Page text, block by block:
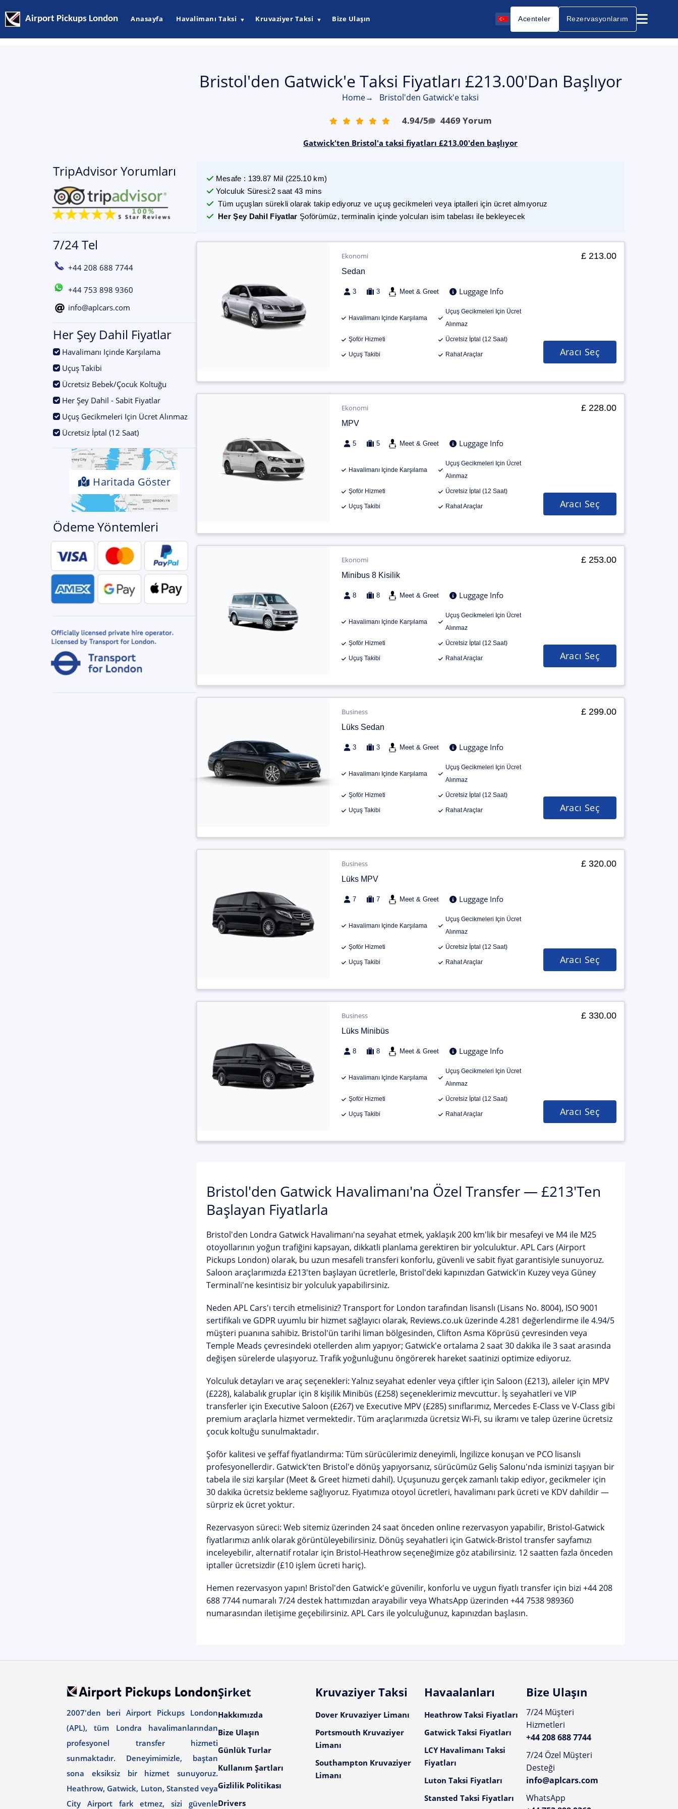
Airport Pickups London Anasayfa Havalimanı Taksi ▼ Kruvaziyer Taksi ▼ Bize Ulaşın Acenteler Rezervasyonlarım
TripAdvisor Yorumları
7/24 Tel
+44 208 688 7744
+44 753 898 9360
info@aplcars.com
Her Şey Dahil Fiyatlar
Havalimanı Içinde Karşılama
Uçuş Takibi
Ücretsiz Bebek/Çocuk Koltuğu
Her Şey Dahil - Sabit Fiyatlar
Uçuş Gecikmeleri Için Ücret Alınmaz
Ücretsiz İptal (12 Saat)
Haritada Göster
Ödeme Yöntemleri
Bristol'den Gatwick'e Taksi Fiyatları £213.00'dan Başlıyor
Home→ Bristol'den Gatwick'e taksi
4.94/5 4469 Yorum
Gatwick'ten Bristol'a taksi fiyatları £213.00'den başlıyor
Mesafe : 139.87 Mil (225.10km)
Yolculuk Süresi:2 saat 43 mins
Tüm uçuşları sürekli olarak takip ediyoruz ve uçuş gecikmeleri veya iptalleri için ücret almıyoruz
Her Şey Dahil Fiyatlar Şoförümüz, terminalin içinde yolcuları isim tabelası ile bekleyecek
Ekonomi
Sedan
3 3 Meet & Greet Luggage Info
Havalimanı Içinde Karşılama
Uçuş Gecikmeleri Için Ücret
Alınmaz
Şoför Hizmeti Ücretsiz İptal (12 Saat)
Uçuş Takibi Rahat Araçlar
£ 213.00
Aracı Seç
Ekonomi
MPV
5 5 Meet & Greet Luggage Info
Havalimanı Içinde Karşılama
Uçuş Gecikmeleri Için Ücret
Alınmaz
Şoför Hizmeti Ücretsiz İptal (12 Saat)
Uçuş Takibi Rahat Araçlar
£ 228.00
Aracı Seç
Ekonomi
Minibus 8 Kisilik
8 8 Meet & Greet Luggage Info
Havalimanı Içinde Karşılama
Uçuş Gecikmeleri Için Ücret
Alınmaz
Şoför Hizmeti Ücretsiz İptal (12 Saat)
Uçuş Takibi Rahat Araçlar
£ 253.00
Aracı Seç
Business
Lüks Sedan
3 3 Meet & Greet Luggage Info
Havalimanı Içinde Karşılama
Uçuş Gecikmeleri Için Ücret
Alınmaz
Şoför Hizmeti Ücretsiz İptal (12 Saat)
Uçuş Takibi Rahat Araçlar
£ 299.00
Aracı Seç
Business
Lüks MPV
7 7 Meet & Greet Luggage Info
Havalimanı Içinde Karşılama
Uçuş Gecikmeleri Için Ücret
Alınmaz
Şoför Hizmeti Ücretsiz İptal (12 Saat)
Uçuş Takibi Rahat Araçlar
£ 320.00
Aracı Seç
Business
Lüks Minibüs
8 8 Meet & Greet Luggage Info
Havalimanı Içinde Karşılama
Uçuş Gecikmeleri Için Ücret
Alınmaz
Şoför Hizmeti Ücretsiz İptal (12 Saat)
Uçuş Takibi Rahat Araçlar
£ 330.00
Aracı Seç
Bristol'den Gatwick Havalimanı'na Özel Transfer — £213'ten
Başlayan Fiyatlarla
Bristol'den Londra Gatwick Havalimanı'na seyahat etmek, yaklaşık 200 km'lik bir mesafeyi ve M4 ile M25
otoyollarının yoğun trafiğini kapsayan, dikkatli planlama gerektiren bir yolculuktur. APL Cars (Airport
Pickups London) olarak, bu uzun mesafeli transferi konforlu, güvenli vesabit fiyat garantisiylesunuyoruz.
Saloon araçlarımızda £213'ten başlayan ücretlerle, Bristol'deki kapınızdan Gatwick'in Kuzey veya Güney
Terminali'ne kesintisiz bir yolculuk yapabilirsiniz.
Neden APL Cars'ı tercih etmelisiniz?Transport for London tarafından lisanslı (Lisans No. 8004), ISO 9001
sertifikalı ve GDPR uyumlu bir hizmet sağlayıcı olarak, Reviews.co.uk üzerinde 4.281 değerlendirme ile4.94/5
müşteri puanına sahibiz. Bristol'ün tarihi liman bölgesinden, Clifton Asma Köprüsü çevresinden veya
Temple Meads çevresindeki otellerden alım yapıyor; Gatwick'e ortalama 2 saat 30 dakika ile 3 saat arasında
değişen sürelerde ulaşıyoruz. Trafik yoğunluğunu öngörerek hareket saatinizi optimize ediyoruz.
Yolculuk detayları ve araç seçenekleri: Yalnız seyahat edenler veya çiftler için Saloon (£213), aileler için MPV
(£228), kalabalık gruplar için 8 kişilik Minibüs (£258) seçeneklerimiz mevcuttur. İş seyahatleri ve VIP
transferler için Executive Saloon (£267) ve Executive MPV (£285) sınıflarımız, Mercedes E-Class ve V-Class gibi
premium araçlarla hizmet vermektedir. Tüm araçlarımızda ücretsiz Wi-Fi, su ikramı ve talep üzerine ücretsiz
çocuk koltuğu sunulmaktadır.
Şoför kalitesi ve şeffaf fiyatlandırma: Tüm sürücülerimiz deneyimli, İngilizce konuşan ve PCO lisanslı
profesyonellerdir. Gatwick'ten Bristol'e dönüş yapıyorsanız, sürücümüz Geliş Salonu'nda isminizi taşıyan bir
tabela ile sizi karşılar(Meet & Greet hizmeti dahil). Uçuşunuzu gerçek zamanlı takip ediyor, gecikmeler için
30 dakika ücretsiz beklemesağlıyoruz. Fiyatımıza otoyol ücretleri, havalimanı park ücreti ve KDV dahildir —
sürpriz ek ücret yoktur.
Rezervasyon süreci: Web sitemiz üzerinden 24 saat önceden online rezervasyon yapabilir, Bristol-Gatwick
fiyatlarımızı anlık olarak görüntüleyebilirsiniz. Dönüş seyahatleri için Gatwick-Bristol transfer sayfamızı
inceleyebilir, alternatif rotalar için Bristol-Heathrow seçeneğimizegöz atabilirsiniz. 12 saatten fazla önceden
iptaller ücretsizdir (£10 işlem ücreti hariç).
Hemen rezervasyon yapın! Bristol'den Gatwick'e güvenilir, konforlu ve uygun fiyatlı transfer için bizi +44 208
688 7744numaralı 7/24 destek hattımızdan arayabilir veya WhatsApp üzerinden +44 7538 989360
numarasından iletişime geçebilirsiniz. APL Cars ile yolculuğunuz, kapınızdan başlasın.
2007'den beri Airport Pickups London
(APL), tüm Londra havalimanlarından
profesyonel transfer hizmeti
sunmaktadır. Deneyimimizle, baştan
sona eksiksiz bir hizmet sunuyoruz.
Heathrow, Gatwick, Luton, Stansted veya
City Airport fark etmez, sizi güvenle
Şirket
Hakkımızda
Bize Ulaşın
Günlük Turlar
Kullanım Şartları
Gizlilik Politikası
Drivers
Kruvaziyer Taksi
Dover Kruvaziyer Limanı
Portsmouth Kruvaziyer
Limanı
Southampton Kruvaziyer
Limanı
Havaalanları
Heathrow Taksi Fiyatları
Gatwick Taksi Fiyatları
LCY Havalimanı Taksi
Fiyatları
Luton Taksi Fiyatları
Stansted Taksi Fiyatları
Bize Ulaşın
7/24 Müşteri
Hizmetleri
+44 208 688 7744
7/24 Özel Müşteri
Desteği
info@aplcars.com
WhatsApp